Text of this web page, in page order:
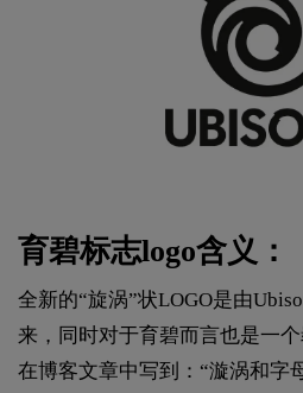
育碧标志logo含义：
全新的“旋涡”状LOGO是由
来，同时对于育碧而言也是一
在博客文章中写到：“漩涡和字